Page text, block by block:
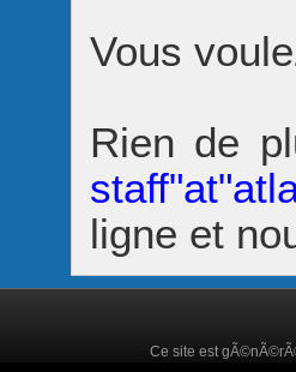
Vous
Rien de
ligne et
Ce site est